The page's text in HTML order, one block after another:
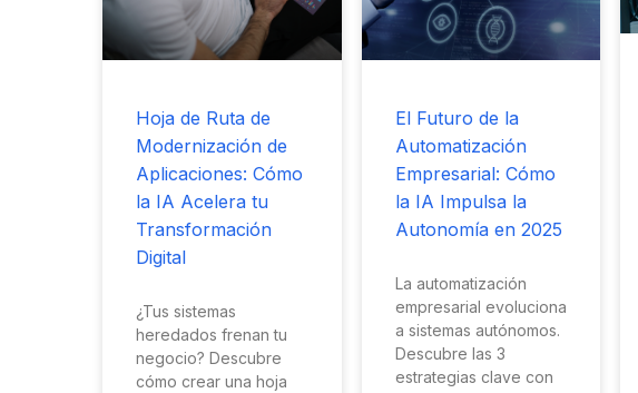
Hoja de Ruta de
Modernización de
Aplicaciones: Cómo
la IA Acelera tu
Transformación
Digital
¿Tus sistemas
heredados frenan tu
negocio? Descubre
cómo crear una hoja
El Futuro de la
Automatización
Empresarial: Cómo
la IA Impulsa la
Autonomía en 2025
La automatización
empresarial evoluciona
a sistemas autónomos.
Descubre las 3
estrategias clave con